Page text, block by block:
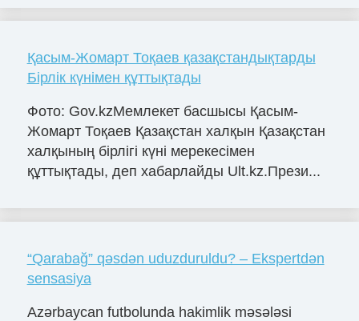
Қасым-Жомарт Тоқаев қазақстандықтарды
Бірлік күнімен құттықтады
Фото: Gov.kzМемлекет басшысы Қасым-
Жомарт Тоқаев Қазақстан халқын Қазақстан
халқының бірлігі күні мерекесімен
құттықтады, деп хабарлайды Ult.kz.Прези...
“Qarabağ” qəsdən uduzduruldu? – Ekspertdən
sensasiya
Azərbaycan futbolunda hakimlik məsələsi